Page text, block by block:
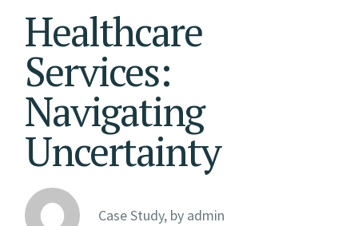
Healthcare
Services:
Navigating
Uncertainty
Case Study, by admin